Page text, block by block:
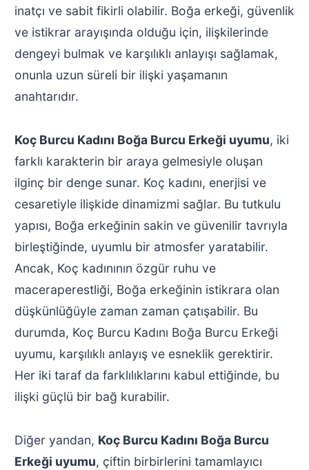
inatçı ve sabit fikirli olabilir. Boğa erkeği, güvenlik
ve istikrar arayışında olduğu için, ilişkilerinde
dengeyi bulmak ve karşılıklı anlayışı sağlamak,
onunla uzun süreli bir ilişki yaşamanın
anahtarıdır.
Koç Burcu Kadını Boğa Burcu Erkeği uyumu, iki
farklı karakterin bir araya gelmesiyle oluşan
ilginç bir denge sunar. Koç kadını, enerjisi ve
cesaretiyle ilişkide dinamizmi sağlar. Bu tutkulu
yapısı, Boğa erkeğinin sakin ve güvenilir tavrıyla
birleştiğinde, uyumlu bir atmosfer yaratabilir.
Ancak, Koç kadınının özgür ruhu ve
maceraperestliği, Boğa erkeğinin istikrara olan
düşkünlüğüyle zaman zaman çatışabilir. Bu
durumda, Koç Burcu Kadını Boğa Burcu Erkeği
uyumu, karşılıklı anlayış ve esneklik gerektirir.
Her iki taraf da farklılıklarını kabul ettiğinde, bu
ilişki güçlü bir bağ kurabilir.
Diğer yandan, Koç Burcu Kadını Boğa Burcu
Erkeği uyumu, çiftin birbirlerini tamamlayıcı